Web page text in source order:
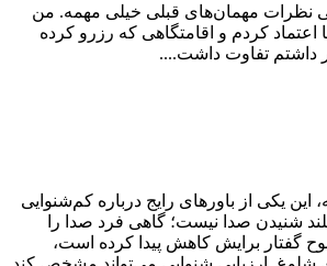
نظرات مهمان‌های قبلی خیلی مهمه. من
کردم و اقامتگاهی که رزرو کرده
داشتم تفاوت داشت....
این یکی از باورهای رایج درباره کم‌شنوایی
شنیدن صدا نیست؛ گاهی فرد صدا را
گفتار برایش کاهش پیدا کرده است،